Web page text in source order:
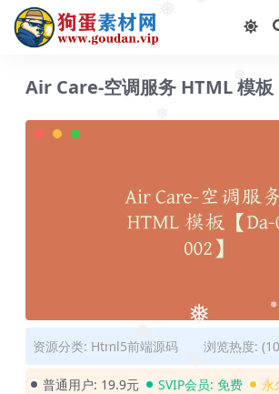
❅
❅
❅
❅ ❅
❅
❅
Air Care-空调服务 HTML 模板
资源分类: Html5前端源码 浏览热度:
普通用户: 19.9元 SVIP会员: 免费 永